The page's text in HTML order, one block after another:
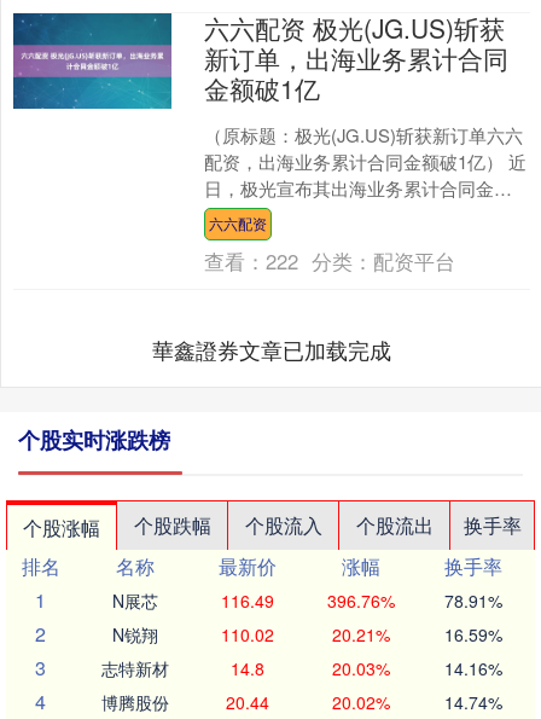
六六配资 极光(JG.US)斩获
新订单，出海业务累计合同
金额破1亿
（原标题：极光(JG.US)斩获新订单六六
配资，出海业务累计合同金额破1亿） 近
日，极光宣布其出海业务累计合同金额
突破1亿人民币。2025年第一季度，集团
单季度....
六六配资
查看：222 分类： 配资平台
華鑫證券文章已加载完成
个股实时涨跌榜
个股涨幅 个股跌幅 个股流入 个股流出
换手率
排名
名称 最新价 涨幅
换手率
1
N展芯 116.49 396.76% 78.91%
2 N锐翔 110.02 20.21% 16.59%
3 志特新材 14.8 20.03% 14.16%
4 博腾股份 20.44 20.02% 14.74%